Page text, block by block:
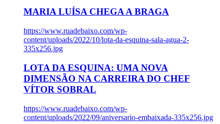
MARIA LUÍSA CHEGA A BRAGA
https://www.ruadebaixo.com/wp-
content/uploads/2022/10/lota-da-esquina-sala-agua-2-
335x256.jpg
LOTA DA ESQUINA: UMA NOVA
DIMENSÃO NA CARREIRA DO CHEF
VÍTOR SOBRAL
https://www.ruadebaixo.com/wp-
content/uploads/2022/09/aniversario-embaixada-335x256.jpg